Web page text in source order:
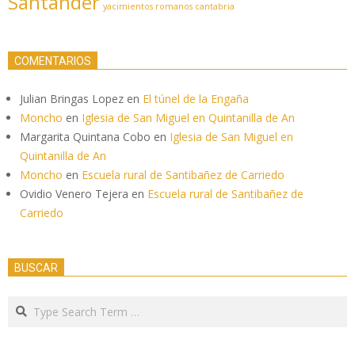
yacimientos romanos cantabria
COMENTARIOS
Julian Bringas Lopez en El túnel de la Engaña
Moncho en Iglesia de San Miguel en Quintanilla de An
Margarita Quintana Cobo en Iglesia de San Miguel en
Quintanilla de An
Moncho en Escuela rural de Santibañez de Carriedo
Ovidio Venero Tejera en Escuela rural de Santibañez de
Carriedo
BUSCAR
Search